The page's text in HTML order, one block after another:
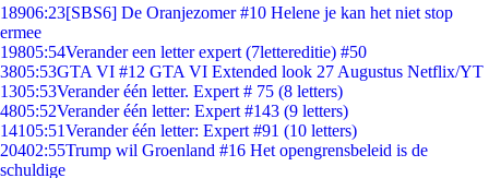
18906:23[SBS6] De Oranjezomer #10 Helene je kan het niet stop
ermee
19805:54Verander een letter expert (7lettereditie) #50
3805:53GTA VI #12 GTA VI Extended look 27 Augustus Netflix/YT
1305:53Verander één letter. Expert # 75 (8 letters)
4805:52Verander één letter: Expert #143 (9 letters)
14105:51Verander één letter: Expert #91 (10 letters)
20402:55Trump wil Groenland #16 Het opengrensbeleid is de
schuldige